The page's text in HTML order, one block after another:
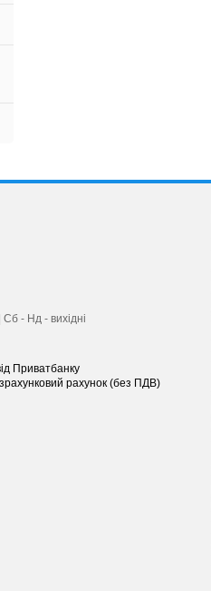
- Нд - вихідні